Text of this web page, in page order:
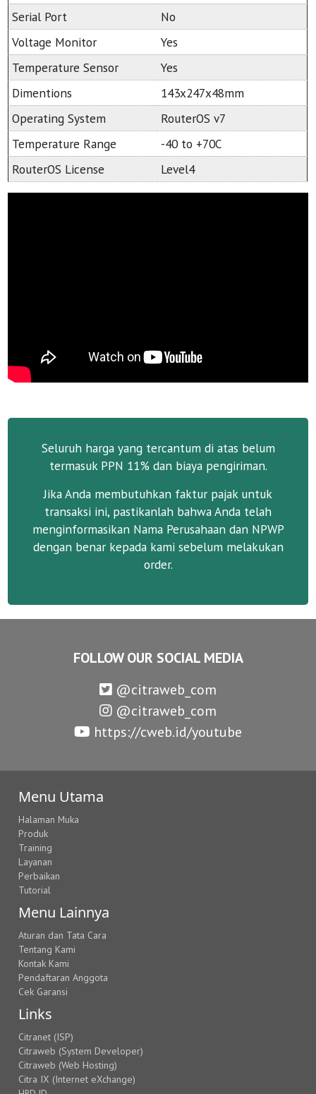
Serial Port
No
Voltage Monitor
Yes
Temperature Sensor
Yes
Dimentions
143x247x48mm
Operating System
RouterOS v7
Temperature Range
-40 to +70C
RouterOS License
Level4
Seluruh harga yang tercantum di atas belum
termasuk PPN 11% dan biaya pengiriman.
Jika Anda membutuhkan faktur pajak untuk
transaksi ini, pastikanlah bahwa Anda telah
menginformasikan Nama Perusahaan dan NPWP
dengan benar kepada kami sebelum melakukan
order.
FOLLOW OUR SOCIAL MEDIA
@citraweb_com
@citraweb_com
https://cweb.id/youtube
Menu Utama
Halaman Muka
Produk
Training
Layanan
Perbaikan
Tutorial
Menu Lainnya
Aturan dan Tata Cara
Tentang Kami
Kontak Kami
Pendaftaran Anggota
Cek Garansi
Links
Citranet (ISP)
Citraweb (System Developer)
Citraweb (Web Hosting)
Citra IX (Internet eXchange)